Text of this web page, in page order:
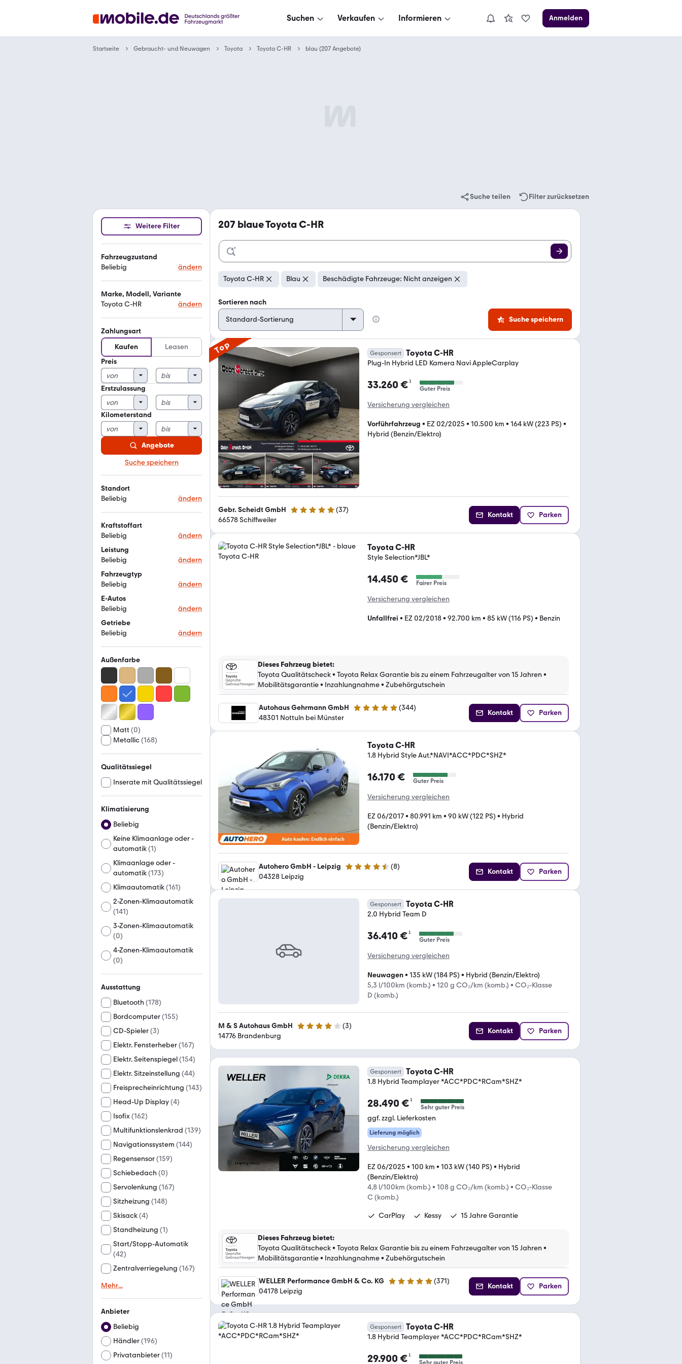
Suchen Verkaufen Informieren Anmelden
Startseite Gebraucht- und Neuwagen Toyota Toyota C-HR blau (207 Angebote)
Suche teilen Filter zurücksetzen
Weitere Filter
Fahrzeugzustand
Beliebig
ändern
Marke, Modell, Variante
Toyota C-HR
ändern
Zahlungsart
Kaufen
Leasen
Preis
Erstzulassung
Kilometerstand
Angebote
Suche speichern
Standort
Beliebig
ändern
Kraftstoffart
Beliebig
ändern
Leistung
Beliebig
ändern
Fahrzeugtyp
Beliebig
ändern
E-Autos
Beliebig
ändern
Getriebe
Beliebig
ändern
Außenfarbe
Matt (0)
Metallic(168)
Qualitätssiegel
Inserate mit Qualitätssiegel
Klimatisierung
Beliebig
Keine Klimaanlage oder -
automatik(1)
Klimaanlage oder -
automatik(173)
Klimaautomatik(161)
2-Zonen-Klimaautomatik
(141)
3-Zonen-Klimaautomatik
(0)
4-Zonen-Klimaautomatik
(0)
Ausstattung
Bluetooth (178)
Bordcomputer(155)
CD-Spieler(3)
Elektr. Fensterheber(167)
Elektr. Seitenspiegel(154)
Elektr. Sitzeinstellung (44)
Freisprecheinrichtung (143)
Head-Up Display(4)
Isofix(162)
Multifunktionslenkrad (139)
Navigationssystem (144)
Regensensor(159)
Schiebedach (0)
Servolenkung (167)
Sitzheizung (148)
Skisack(4)
Standheizung (1)
Start/Stopp-Automatik
(42)
Zentralverriegelung (167)
Mehr...
Anbieter
Beliebig
Händler(196)
Privatanbieter(11)
207 blaue Toyota C-HR
Toyota C-HR Blau Beschädigte Fahrzeuge: Nicht anzeigen
Sortieren nach
Suche speichern
Top Gesponsert Toyota C-HR
Plug-In Hybrid LED Kamera Navi AppleCarplay
33.260 €¹
Guter Preis
Versicherung vergleichen
Vorführfahrzeug • EZ 02/2025 • 10.500 km • 164 kW (223 PS) •
Hybrid (Benzin/Elektro)
Gebr. Scheidt GmbH 4.8 Sterne (37)
66578 Schiffweiler
Kontakt Parken
Toyota C-HR
Style Selection*JBL*
14.450 € Fairer Preis
Versicherung vergleichen
Unfallfrei • EZ 02/2018• 92.700 km • 85 kW (116 PS) • Benzin
Dieses Fahrzeug bietet:
Toyota Qualitätscheck• Toyota Relax Garantie bis zu einem Fahrzeugalter von 15 Jahren •
Mobilitätsgarantie• Inzahlungnahme• Zubehörgutschein
Autohaus Gehrmann GmbH 4.9 Sterne (344)
48301 Nottuln bei Münster
Kontakt Parken
Toyota C-HR
1.8 Hybrid Style Aut.*NAVI*ACC*PDC*SHZ*
16.170 € Guter Preis
Versicherung vergleichen
EZ 06/2017• 80.991 km • 90 kW (122 PS) • Hybrid
(Benzin/Elektro)
Autohero GmbH - Leipzig 4.3 Sterne (8)
04328 Leipzig
Kontakt Parken
Gesponsert Toyota C-HR
2.0 Hybrid Team D
36.410 €¹
Guter Preis
Versicherung vergleichen
Neuwagen• 135 kW (184 PS) • Hybrid (Benzin/Elektro)
5,3 l/100km (komb.) • 120 g CO₂/km (komb.) • CO₂-Klasse
D (komb.)
M & S Autohaus GmbH 4 Sterne (3)
14776 Brandenburg
Kontakt Parken
Gesponsert Toyota C-HR
1.8 Hybrid Teamplayer *ACC*PDC*RCam*SHZ*
28.490 €¹
Sehr guter Preis
ggf. zzgl. Lieferkosten
Lieferung möglich
Versicherung vergleichen
EZ 06/2025 • 100 km • 103 kW (140 PS) • Hybrid
(Benzin/Elektro)
4,8 l/100km (komb.) • 108 g CO₂/km (komb.) • CO₂-Klasse
C (komb.)
CarPlay Kessy 15 Jahre Garantie
Dieses Fahrzeug bietet:
Toyota Qualitätscheck• Toyota Relax Garantie bis zu einem Fahrzeugalter von 15 Jahren •
Mobilitätsgarantie• Inzahlungnahme• Zubehörgutschein
WELLER Performance GmbH & Co. KG 4.8 Sterne (371)
04178 Leipzig
Kontakt Parken
Gesponsert Toyota C-HR
1.8 Hybrid Teamplayer *ACC*PDC*RCam*SHZ*
29.900 €¹
Sehr guter Preis